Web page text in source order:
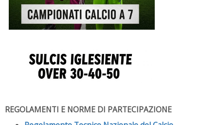
REGOLAMENTI E NORME DI PARTECIPAZIONE